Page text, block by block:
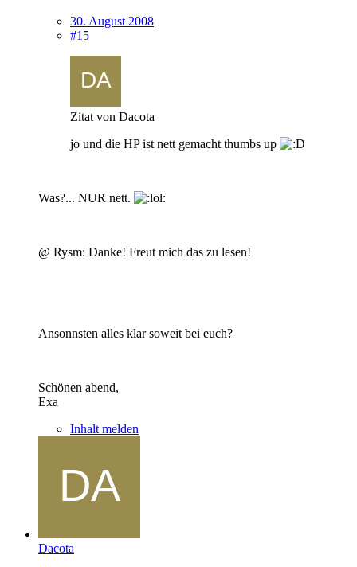
30. August 2008
#15
Zitat von Dacota
jo und die HP ist nett gemacht thumbs up
Was?... NUR nett.
@ Rysm: Danke! Freut mich das zu lesen!
Ansonnsten alles klar soweit bei euch?
Schönen abend,
Exa
Inhalt melden
Dacota